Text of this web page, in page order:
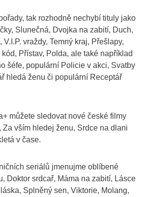
tak rozhodně nechybí tituly jako
Slunečná, Dvojka na zabití, Duch,
V.I.P. vraždy, Temný kraj, Přešlapy,
Přístav, Polda, ale také například
šéfe, populární Policie v akci, Svatby
hledá ženu či populární Receptář
můžete sledovat nové české filmy
Za vším hledej ženu, Srdce na dlani
v čase.
seriálů jmenujme oblíbené
Doktor srdcař, Máma na zabití, Lásce
Splněný sen, Viktorie, Molang,